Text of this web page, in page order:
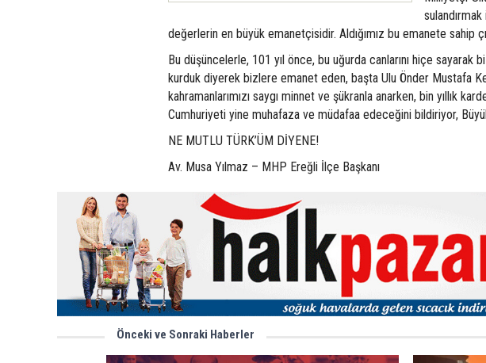
değerlerin en büyük emanetçisidir. Aldığımız bu emanete sahip
Bu düşüncelerle, 101 yıl önce, bu uğurda canlarını hiçe
kurduk diyerek bizlere emanet eden, başta Ulu Önder Mustafa
kahramanlarımızı saygı minnet ve şükranla anarken, bin yıllık
Cumhuriyeti yine muhafaza ve müdafaa edeceğini bildiriyor,
NE MUTLU TÜRK’ÜM DİYENE!
Av. Musa Yılmaz – MHP Ereğli İlçe Başkanı
Önceki ve Sonraki Haberler